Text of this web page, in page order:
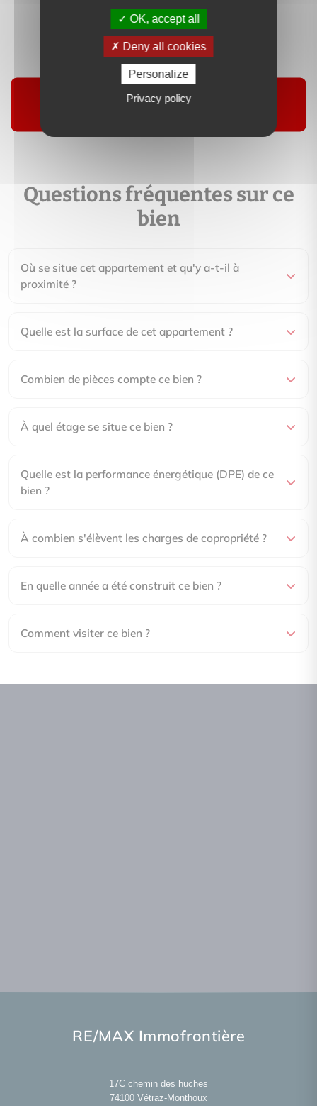
Contactez-moi
Suivre
Questions fréquentes sur ce
bien
Où se situe cet appartement et qu'y a-t-il à
proximité ?
Quelle est la surface de cet appartement ?
Combien de pièces compte ce bien ?
À quel étage se situe ce bien ?
Quelle est la performance énergétique (DPE) de ce
bien ?
À combien s'élèvent les charges de copropriété ?
En quelle année a été construit ce bien ?
Comment visiter ce bien ?
RE/MAX Immofrontière
17C chemin des huches
74100 Vétraz-Monthoux
OK, accept all
Deny all cookies
Personalize
Privacy policy